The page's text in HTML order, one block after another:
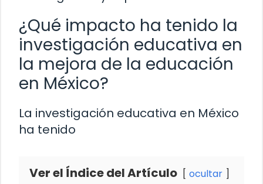
¿Qué impacto ha tenido la
investigación educativa en
la mejora de la educación
en México?
La investigación educativa en México
ha tenido
Ver el Índice del Artículo ocultar